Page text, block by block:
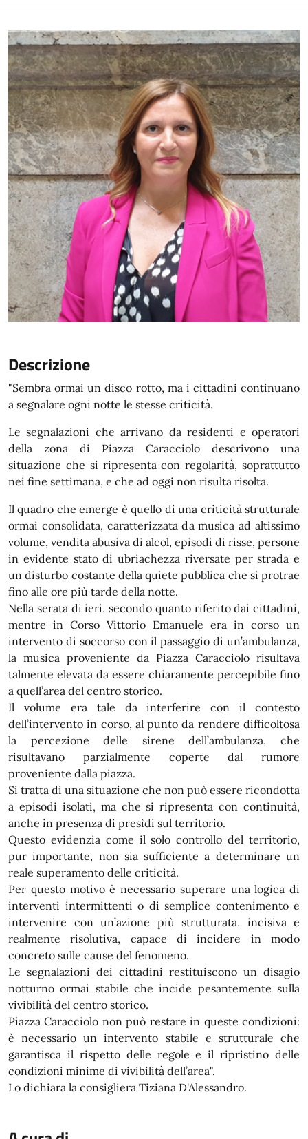
Descrizione
"Sembra ormai un disco rotto, ma i cittadini continuano
a segnalare ogni notte le stesse criticità.
Le segnalazioni che arrivano da residenti e operatori
della zona di Piazza Caracciolo descrivono una
situazione che si ripresenta con regolarità, soprattutto
nei fine settimana, e che ad oggi non risulta risolta.
Il quadro che emerge è quello di una criticità strutturale
ormai consolidata, caratterizzata da musica ad altissimo
volume, vendita abusiva di alcol, episodi di risse, persone
in evidente stato di ubriachezza riversate per strada e
un disturbo costante della quiete pubblica che si protrae
fino alle ore più tarde della notte.
Nella serata di ieri, secondo quanto riferito dai cittadini,
mentre in Corso Vittorio Emanuele era in corso un
intervento di soccorso con il passaggio di un’ambulanza,
la musica proveniente da Piazza Caracciolo risultava
talmente elevata da essere chiaramente percepibile fino
a quell’area del centro storico.
Il volume era tale da interferire con il contesto
dell’intervento in corso, al punto da rendere difficoltosa
la percezione delle sirene dell’ambulanza, che
risultavano parzialmente coperte dal rumore
proveniente dalla piazza.
Si tratta di una situazione che non può essere ricondotta
a episodi isolati, ma che si ripresenta con continuità,
anche in presenza di presìdi sul territorio.
Questo evidenzia come il solo controllo del territorio,
pur importante, non sia sufficiente a determinare un
reale superamento delle criticità.
Per questo motivo è necessario superare una logica di
interventi intermittenti o di semplice contenimento e
intervenire con un’azione più strutturata, incisiva e
realmente risolutiva, capace di incidere in modo
concreto sulle cause del fenomeno.
Le segnalazioni dei cittadini restituiscono un disagio
notturno ormai stabile che incide pesantemente sulla
vivibilità del centro storico.
Piazza Caracciolo non può restare in queste condizioni:
è necessario un intervento stabile e strutturale che
garantisca il rispetto delle regole e il ripristino delle
condizioni minime di vivibilità dell’area".
Lo dichiara la consigliera Tiziana D'Alessandro.